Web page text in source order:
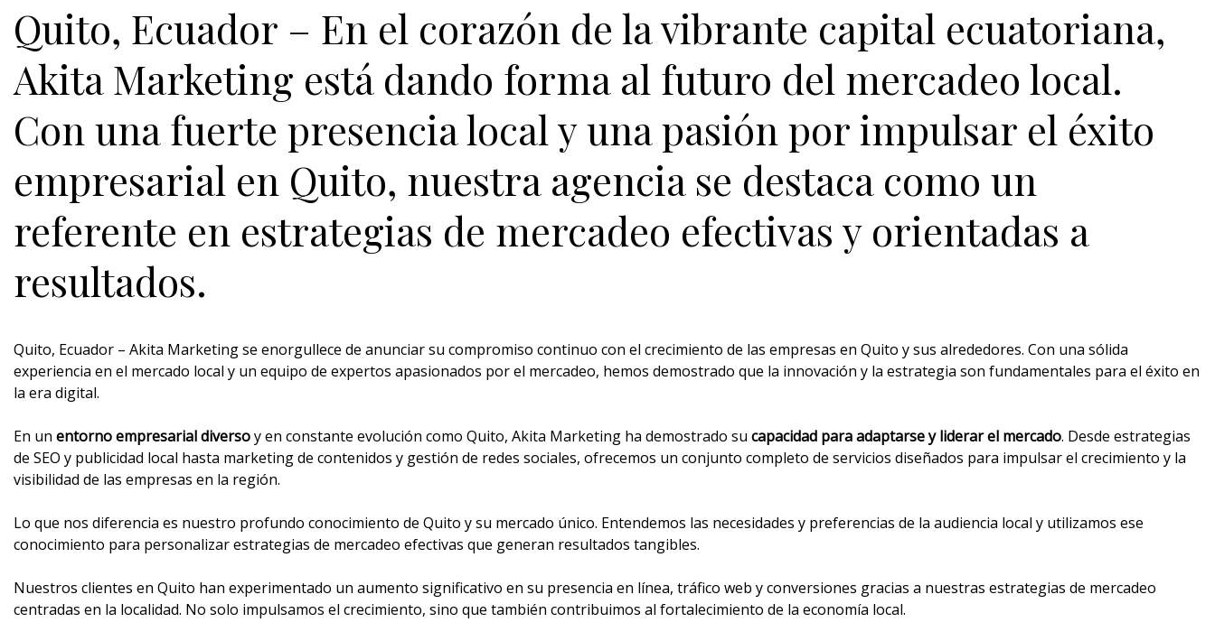
Quito, Ecuador – En el corazón de la vibrante capital ecuatoriana,
Akita Marketing está dando forma al futuro del mercadeo local.
Con una fuerte presencia local y una pasión por impulsar el éxito
empresarial en Quito, nuestra agencia se destaca como un
referente en estrategias de mercadeo efectivas y orientadas a
resultados.
Quito, Ecuador – Akita Marketing se enorgullece de anunciar su compromiso continuo con el crecimiento de las empresas en Quito y sus alrededores. Con una sólida
experiencia en el mercado local y un equipo de expertos apasionados por el mercadeo, hemos demostrado que la innovación y la estrategia son fundamentales para el éxito en
la era digital.
En un entorno empresarial diversoy en constante evolución como Quito, Akita Marketing ha demostrado su capacidad para adaptarse y liderar el mercado. Desde estrategias
de SEO y publicidad local hasta marketing de contenidos y gestión de redes sociales, ofrecemos un conjunto completo de servicios diseñados para impulsar el crecimiento y la
visibilidad de las empresas en la región.
Lo que nos diferencia es nuestro profundo conocimiento de Quito y su mercado único. Entendemos las necesidades y preferencias de la audiencia local y utilizamos ese
conocimiento para personalizar estrategias de mercadeo efectivas que generan resultados tangibles.
Nuestros clientes en Quito han experimentado un aumento significativo en su presencia en línea, tráfico web y conversiones gracias a nuestras estrategias de mercadeo
centradas en la localidad. No solo impulsamos el crecimiento, sino que también contribuimos al fortalecimiento de la economía local.